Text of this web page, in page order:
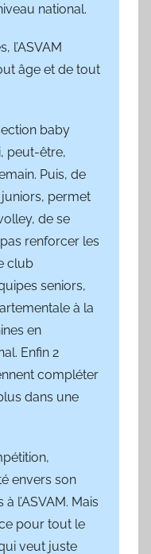
national.
l’ASVAM
âge et de tout
baby
peut-être,
Puis, de
juniors, permet
de se
renforcer les
club
seniors,
à la
en
Enfin 2
compléter
dans une
envers son
l’ASVAM. Mais
pour tout le
veut juste